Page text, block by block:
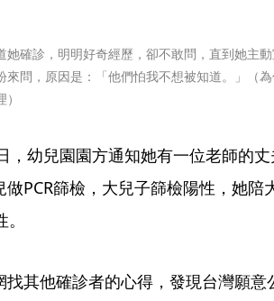
她確診，明明好奇經歷，卻不敢問，直到她主
來問，原因是：「他們怕我不想被知道。」（
，幼兒園園方通知她有一位老師的
PCR篩檢，大兒子篩檢陽性，她陪
其他確診者的心得，發現台灣願意